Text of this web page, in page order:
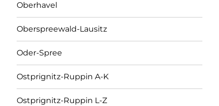
Oberhavel
Oberspreewald-Lausitz
Oder-Spree
Ostprignitz-Ruppin A-K
Ostprignitz-Ruppin L-Z